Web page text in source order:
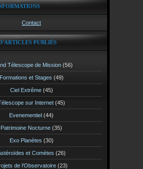
Contact
PUBLIÉS
Télescope de Mission(56)
Formations et Stages (49)
Ciel Extrême(45)
sur Internet(45)
Evenementiel (44)
Patrimoine Nocturne (35)
Exo Planètes (30)
et Comètes (26)
de l'Observatoire(23)